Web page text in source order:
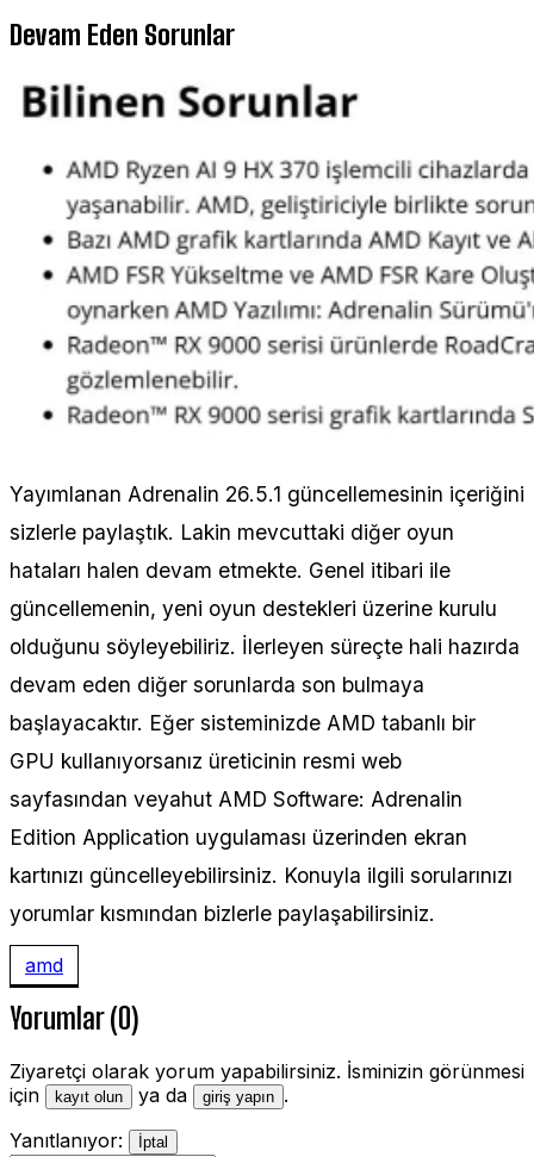
Devam Eden Sorunlar
Yayımlanan Adrenalin 26.5.1 güncellemesinin içeriğini
sizlerle paylaştık. Lakin mevcuttaki diğer oyun
hataları halen devam etmekte. Genel itibari ile
güncellemenin, yeni oyun destekleri üzerine kurulu
olduğunu söyleyebiliriz. İlerleyen süreçte hali hazırda
devam eden diğer sorunlarda son bulmaya
başlayacaktır. Eğer sisteminizde AMD tabanlı bir
GPU kullanıyorsanız üreticinin resmi web
sayfasından veyahut AMD Software: Adrenalin
Edition Application uygulaması üzerinden ekran
kartınızı güncelleyebilirsiniz. Konuyla ilgili sorularınızı
yorumlar kısmından bizlerle paylaşabilirsiniz.
amd
Yorumlar (0)
Ziyaretçi olarak yorum yapabilirsiniz. İsminizin görünmesi
için
kayıt olun ya da giriş yapın .
Yanıtlanıyor:
İptal